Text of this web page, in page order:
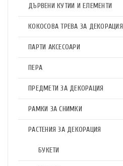
ДЪРВЕНИ КУТИИ И ЕЛЕМЕНТИ
КОКОСОВА ТРЕВА ЗА ДЕКОРАЦИЯ
ПАРТИ АКСЕСОАРИ
ПЕРА
ПРЕДМЕТИ ЗА ДЕКОРАЦИЯ
РАМКИ ЗА СНИМКИ
РАСТЕНИЯ ЗА ДЕКОРАЦИЯ
БУКЕТИ